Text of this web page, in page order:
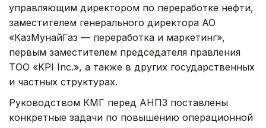
управляющим директором по переработке нефти,
заместителем генерального директора АО
«КазМунайГаз — переработка и маркетинг»,
первым заместителем председателя правления
ТОО «KPI Inc.», а также в других государственных
и частных структурах.
Руководством КМГ перед АНПЗ поставлены
конкретные задачи по повышению операционной